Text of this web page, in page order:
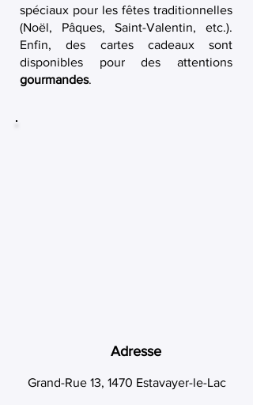
spéciaux pour les fêtes traditionnelles
(Noël, Pâques, Saint-Valentin, etc.).
Enfin, des cartes cadeaux sont
disponibles pour des attentions
gourmandes.
Adresse
Grand-Rue 13, 1470 Estavayer-le-Lac